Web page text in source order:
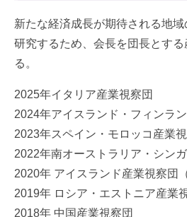
新たな経済成長が期待される地
研究するため、会長を団長とす
る。
2025年イタリア産業視察団
2024年アイスランド・フィンラ
2023年スペイン・モロッコ産業
2022年南オーストラリア・シン
2020年 アイスランド産業視察団
2019年 ロシア・エストニア産業
2018年 中国産業視察団